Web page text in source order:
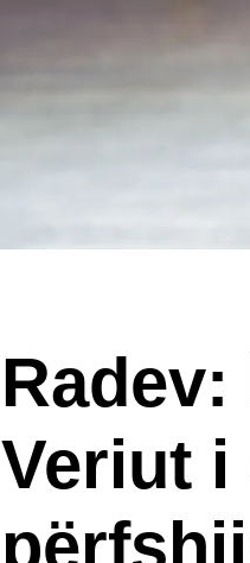
Veriut i